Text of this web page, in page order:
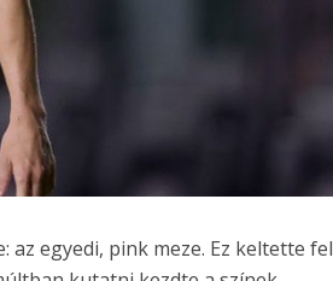
egyedi, pink meze. Ez keltette fel